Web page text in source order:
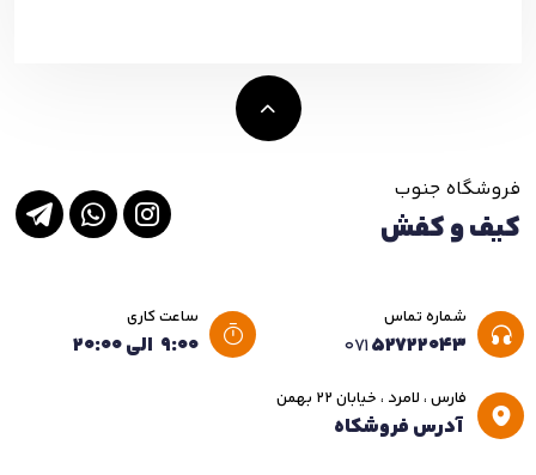
فروشگاه جنوب
کیف و کفش
شماره تماس
۰۷۱۵۲۷۲۲۰۴۳
ساعت کاری
۹:۰۰ الی ۲۰:۰۰
فارس ، لامرد ، خیابان ۲۲ بهمن
آدرس فروشکاه